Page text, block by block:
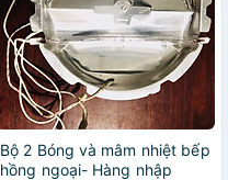
Bộ 2 Bóng và mâm nhiệt bếp
hồng ngoại- Hàng nhập